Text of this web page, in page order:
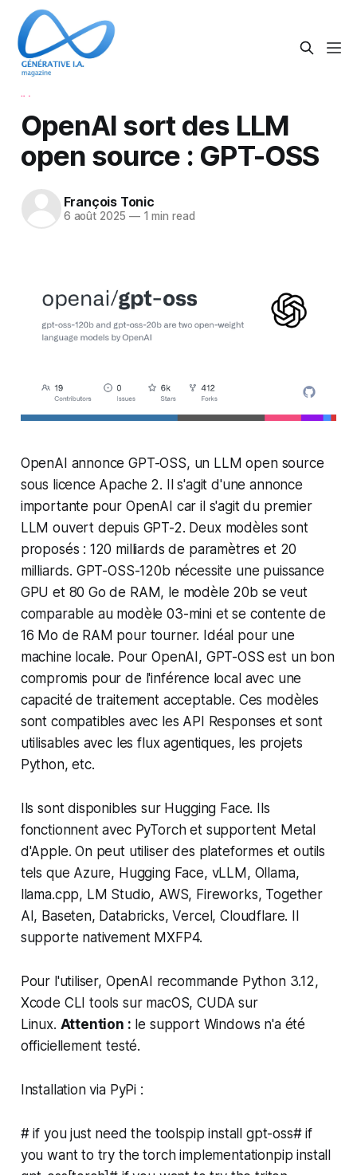
OpenAI sort des LLM
open source : GPT-OSS
François Tonic
6 août 2025 —1 min read
OpenAI annonce GPT-OSS, un LLM open source
sous licence Apache 2. Il s'agit d'une annonce
importante pour OpenAI car il s'agit du premier
LLM ouvert depuis GPT-2. Deux modèles sont
proposés : 120 milliards de paramètres et 20
milliards. GPT-OSS-120b nécessite une puissance
GPU et 80 Go de RAM, le modèle 20b se veut
comparable au modèle 03-mini et se contente de
16 Mo de RAM pour tourner. Idéal pour une
machine locale. Pour OpenAI, GPT-OSS est un bon
compromis pour de l'inférence local avec une
capacité de traitement acceptable. Ces modèles
sont compatibles avec les API Responses et sont
utilisables avec les flux agentiques, les projets
Python, etc.
Ils sont disponibles sur Hugging Face. Ils
fonctionnent avec PyTorch et supportent Metal
d'Apple. On peut utiliser des plateformes et outils
tels que Azure, Hugging Face, vLLM, Ollama,
llama.cpp, LM Studio, AWS, Fireworks, Together
AI, Baseten, Databricks, Vercel, Cloudflare. Il
supporte nativement MXFP4.
Pour l'utiliser, OpenAI recommande Python 3.12,
Xcode CLI tools sur macOS, CUDA sur
Linux. Attention : le support Windows n'a été
officiellement testé.
Installation via PyPi :
# if you just need the toolspip install gpt-oss# if
you want to try the torch implementationpip install